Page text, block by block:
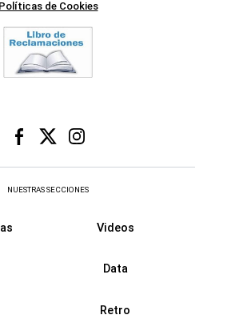
Políticas de Cookies
NUESTRAS SECCIONES
Videos
Data
Retro